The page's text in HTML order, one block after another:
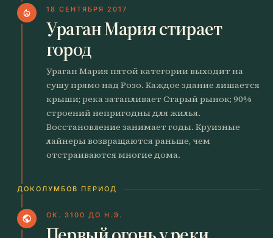
local_fire_department 18 СЕНТЯБРЯ 2017
Ураган Мария стирает
город
Ураган Мария пятой категории выходит на
сушу прямо над Розо. Каждое здание лишается
крыши; река затапливает Старый рынок; 90%
строений непригодны для жилья.
Восстановление занимает годы. Круизные
лайнеры возвращаются раньше, чем
отстраиваются многие дома.
ДОКОЛУМБОВ ПЕРИОД
public ОК. 3100 ДО Н.Э.